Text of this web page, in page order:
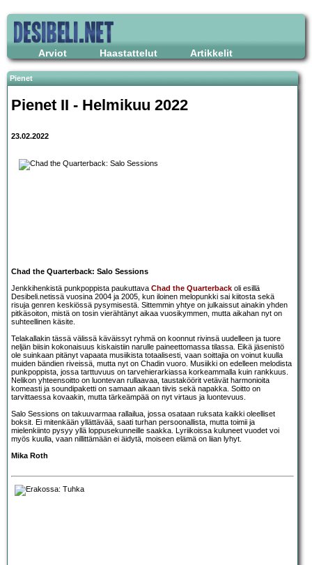
Arviot Haastattelut Artikkelit
Pienet
Pienet II - Helmikuu 2022
23.02.2022
Chad the Quarterback: Salo Sessions
Jenkkihenkistä punkpoppista paukuttava Chad the Quarterback oli esillä
Desibeli.netissä vuosina 2004 ja 2005, kun iloinen melopunkki sai kiitosta sekä
risuja genren keskiössä pysymisestä. Sittemmin yhtye on julkaissut ainakin yhden
pitkäsoiton, mistä on tosin vierähtänyt aikaa vuosikymmen, mutta aikahan nyt on
suhteellinen käsite.
Telakallakin tässä välissä käväissyt ryhmä on koonnut rivinsä uudelleen ja tuore
neljän biisin kokonaisuus kiskaistiin narulle paineettomassa tilassa. Eikä jäsenistö
ole suinkaan pitänyt vapaata musiikista totaalisesti, vaan soittajia on voinut kuulla
muiden bändien riveissä, mutta nyt on Chadin vuoro. Musiikki on edelleen melodista
punkpoppista, jossa tarttuvuus on tarvehierarkiassa korkeammalla kuin rankkuus.
Nelikon yhteensoitto on luontevan rullaavaa, taustaköörit vetävät harmonioita
komeasti ja soundipaketti on samaan aikaan tiivis sekä napakka. Soitto on
tarvittaessa kovaakin, mutta tärkeämpää on nyt virtaus ja luontevuus.
Salo Sessions on takuuvarmaa rallailua, jossa osataan ruksata kaikki oleelliset
boksit. Ei mitenkään yllättävää, saati turhan persoonallista, mutta toimii ja
mielenkiinto pysyy yllä loppusekunneille saakka. Lyriikoissa kuluneet vuodet voi
myös kuulla, vaan nillittämään ei äidytä, moiseen elämä on liian lyhyt.
Mika Roth